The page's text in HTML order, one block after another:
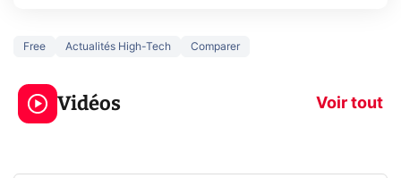
Free Actualités High-Tech Comparer
Vidéos Voir tout
5 générations de
jeux dans la
prochaine Xbox !
navigation